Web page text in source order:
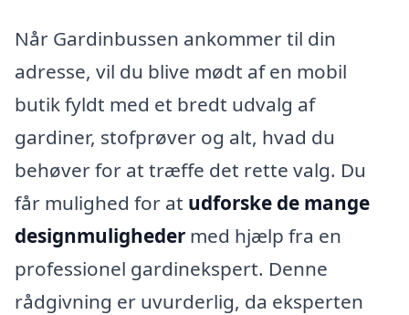
Når Gardinbussen ankommer til din
adresse, vil du blive mødt af en mobil
butik fyldt med et bredt udvalg af
gardiner, stofprøver og alt, hvad du
behøver for at træffe det rette valg. Du
får mulighed for at udforske de mange
designmuligheder med hjælp fra en
professionel gardinekspert. Denne
rådgivning er uvurderlig, da eksperten